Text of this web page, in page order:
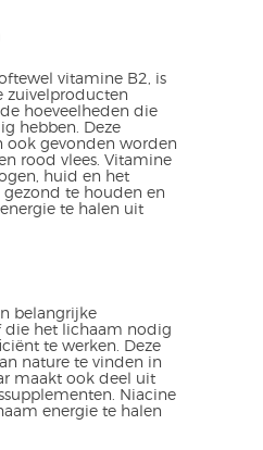
vitamine B2, is
zuivelproducten
hoeveelheden die
hebben. Deze
ook gevonden worden
rood vlees. Vitamine
huid en het
gezond te houden en
te halen uit
belangrijke
die het lichaam nodig
te werken. Deze
nature te vinden in
maakt ook deel uit
Niacine
energie te halen